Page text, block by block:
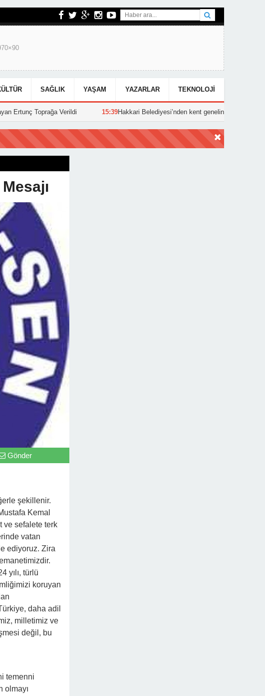
SAĞLIK YAŞAM YAZARLAR TEKNOLOJI
Verildi 15:39Hakkari Belediyesi’nden kent genelinde yoğun asfalt mesaisi
Gönder
şekillenir.
Kemal
ve sefalete terk
vatan
ediyoruz. Zira
yılı, türlü
koruyan
daha adil
milletimiz ve
değil, bu
temenni
olmayı